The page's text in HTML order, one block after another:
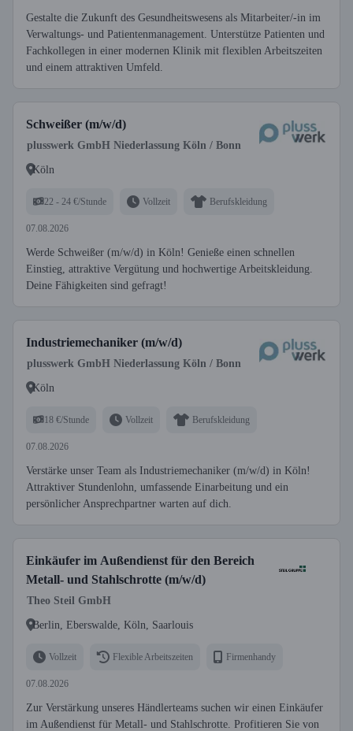
Gestalte die Zukunft des Gesundheitswesens als Mitarbeiter/-in im
Verwaltungs- und Patientenmanagement. Unterstütze Patienten und
Fachkollegen in einer modernen Klinik mit flexiblen Arbeitszeiten
und einem attraktiven Umfeld.
Schweißer (m/w/d)
plusswerk GmbH Niederlassung Köln / Bonn
Köln
22 - 24 €/Stunde Vollzeit Berufskleidung
07.08.2026
Werde Schweißer (m/w/d) in Köln! Genieße einen schnellen
Einstieg, attraktive Vergütung und hochwertige Arbeitskleidung.
Deine Fähigkeiten sind gefragt!
Industriemechaniker (m/w/d)
plusswerk GmbH Niederlassung Köln / Bonn
Köln
18 €/Stunde Vollzeit Berufskleidung
07.08.2026
Verstärke unser Team als Industriemechaniker (m/w/d) in Köln!
Attraktiver Stundenlohn, umfassende Einarbeitung und ein
persönlicher Ansprechpartner warten auf dich.
Einkäufer im Außendienst für den Bereich
Metall- und Stahlschrotte (m/w/d)
Theo Steil GmbH
Berlin, Eberswalde, Köln, Saarlouis
Vollzeit Flexible Arbeitszeiten Firmenhandy
07.08.2026
Zur Verstärkung unseres Händlerteams suchen wir einen Einkäufer
im Außendienst für Metall- und Stahlschrotte. Profitieren Sie von